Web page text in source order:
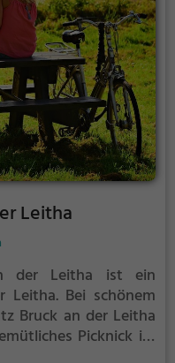
Leitha
der Leitha ist ein
Leitha. Bei schönem
Bruck an der Leitha
Picknick im